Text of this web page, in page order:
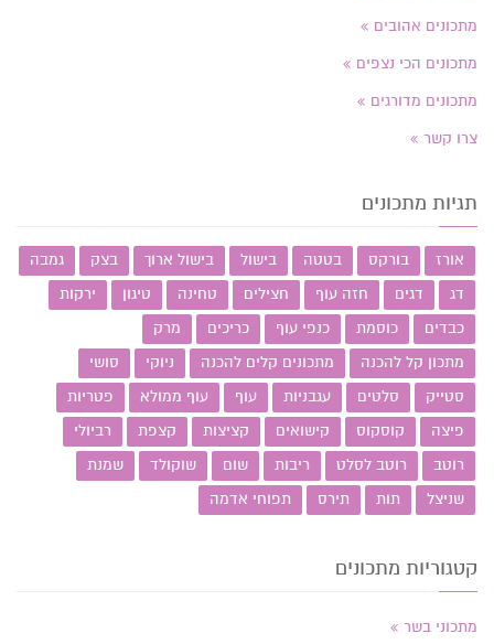
מתכונים אהובים
מתכונים הכי נצפים
מתכונים מדורגים
צרו קשר
תגיות מתכונים
אורז בורקס בטטה בישול בישול ארוך בצק
גמבה
דג
דגים חזה עוף חצילים טחינה טיגון
ירקות
כבדים
כוסמת כנפי עוף כריכים
מרק
מתכון קל להכנה
מתכונים קלים להכנה ניוקי
סושי
סטייק
סלטים עגבניות עוף עוף ממולא
פטריות
פיצה
קוסקוס קישואים קציצות קצפת
רביולי
רוטב
רוטב לסלט ריבות שום שוקולד
שמנת
שניצל
תות תירס תפוחי אדמה
קטגוריות מתכונים
מתכוני בשר